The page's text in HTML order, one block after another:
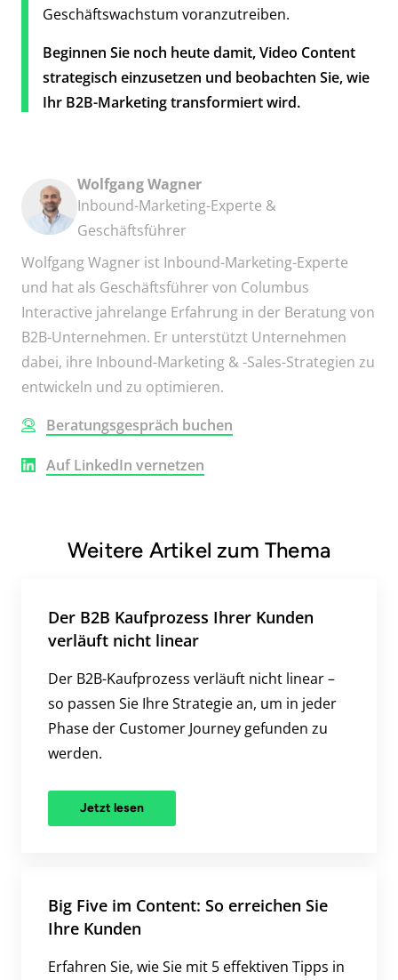
Geschäftswachstum voranzutreiben.
Beginnen Sie noch heute damit, Video Content
strategisch einzusetzen und beobachten Sie, wie
Ihr B2B-Marketing transformiert wird.
Wolfgang Wagner
Inbound-Marketing-Experte &
Geschäftsführer
Wolfgang Wagner ist Inbound-Marketing-Experte
und hat als Geschäftsführer von Columbus
Interactive jahrelange Erfahrung in der Beratung von
B2B-Unternehmen. Er unterstützt Unternehmen
dabei, ihre Inbound-Marketing & -Sales-Strategien zu
entwickeln und zu optimieren.
Beratungsgespräch buchen
Auf LinkedIn vernetzen
Weitere Artikel zum Thema
Der B2B Kaufprozess Ihrer Kunden
verläuft nicht linear
Der B2B-Kaufprozess verläuft nicht linear –
so passen Sie Ihre Strategie an, um in jeder
Phase der Customer Journey gefunden zu
werden.
Jetzt lesen
Big Five im Content: So erreichen Sie
Ihre Kunden
Erfahren Sie, wie Sie mit 5 effektiven Tipps in